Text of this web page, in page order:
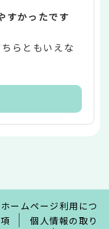
すかったです
ちらともいえな
ホームページ利用につ
個人情報の取り